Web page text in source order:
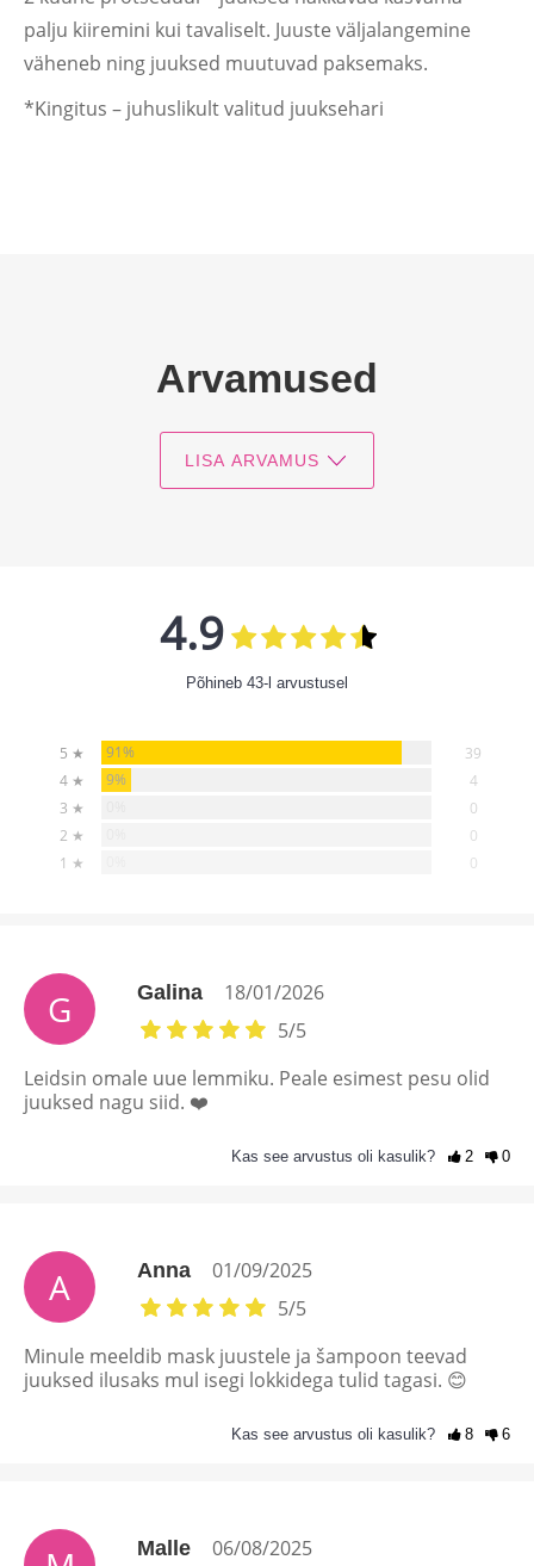
palju kiiremini kui tavaliselt. Juuste väljalangemine
väheneb ning juuksed muutuvad paksemaks.
*Kingitus – juhuslikult valitud juuksehari
Arvamused
LISA ARVAMUS
4.9
Põhineb 43-l arvustusel
5 ★ 91%
39
4 ★
9%
4
3 ★
0
2 ★
0
1 ★
0
Kas see arvustus oli kasulik? 2 0
G Galina
18/01/2026
5/5
Leidsin omale uue lemmiku. Peale esimest pesu olid
juuksed nagu siid. ❤️
Kas see arvustus oli kasulik? 8 6
A Anna
01/09/2025
5/5
Minule meeldib mask juustele ja šampoon teevad
juuksed ilusaks mul isegi lokkidega tulid tagasi. 😊
Malle
06/08/2025